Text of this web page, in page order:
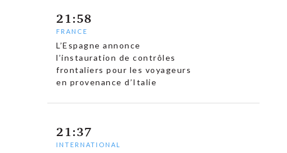
21:58
FRANCE
L’Espagne annonce
l’instauration de contrôles
frontaliers pour les voyageurs
en provenance d’Italie
21:37
INTERNATIONAL